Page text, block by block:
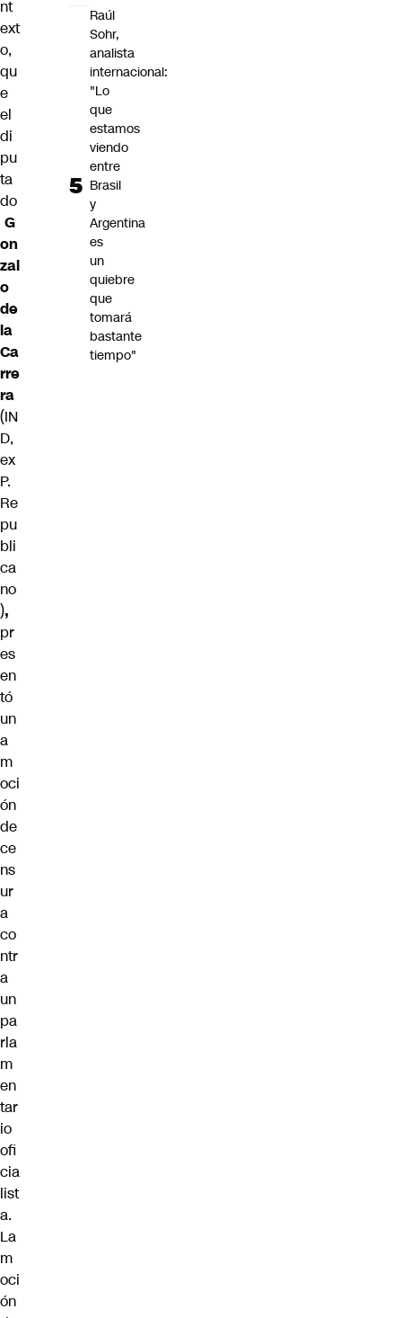
nt
ext
o,
qu
e
el
di
pu
ta
do
G
on
zal
o
de
la
Ca
rre
ra
(IN
D,
ex
P.
Re
pu
bli
ca
no
),
pr
es
en
tó
un
a
m
oci
ón
de
ce
ns
ur
a
co
ntr
a
un
pa
rla
m
en
tar
io
ofi
cia
list
a.
La
m
oci
ón
Raúl
Sohr,
analista
internacional:
"Lo
que
estamos
viendo
entre
Brasil
y
Argentina
es
un
quiebre
que
tomará
bastante
tiempo"